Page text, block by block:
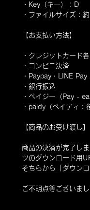
・Key（キー）：D
・ファイルサイズ：
【お支払い方法】
・クレジットカード
・コンビニ決済
・Paypay・LINE
・銀行振込
・ペイジー（Pay -
・paidy（ペイディ：
【商品のお受け渡し】
商品の決済が完了し
ツのダウンロード用
そちらから「ダウン
ご不明点等ございま